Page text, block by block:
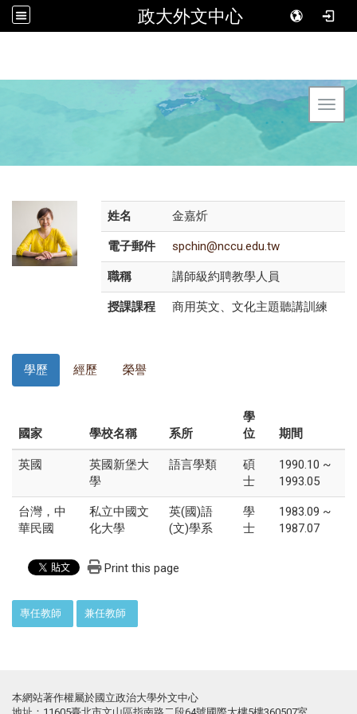
政大外文中心
姓名 金嘉炘
電子郵件 spchin@nccu.edu.tw
職稱 講師級約聘教學人員
授課課程 商用英文、文化主題聽講訓練
學歷 經歷 榮譽
國家 學校名稱 系所
學
位
期間
英國
英國新堡大
學
語言學類
碩
士
1990.10 ~
1993.05
台灣，中
華民國
私立中國文
化大學
英(國)語
(文)學系
學
士
1983.09 ~
1987.07
Print this page
專任教師 兼任教師
本網站著作權屬於國立政治大學外文中心